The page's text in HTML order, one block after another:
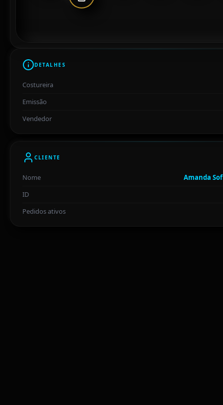
DETALHES
Costureira
Emissão
Vendedor
CLIENTE
Nome
Amanda
ID
Pedidos ativos